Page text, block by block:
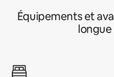
Équipements et